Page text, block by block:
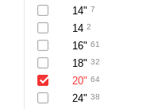
14" 7
14 2
16" 61
18" 32
20" 64
24" 38